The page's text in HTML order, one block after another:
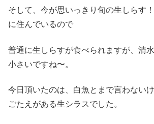
そして、今が思いっきり旬の生しらす
に住んでいるので
普通に生しらすが食べられますが、清
小さいですね〜。
今日頂いたのは、白魚とまで言わない
ごたえがある生シラスでした。